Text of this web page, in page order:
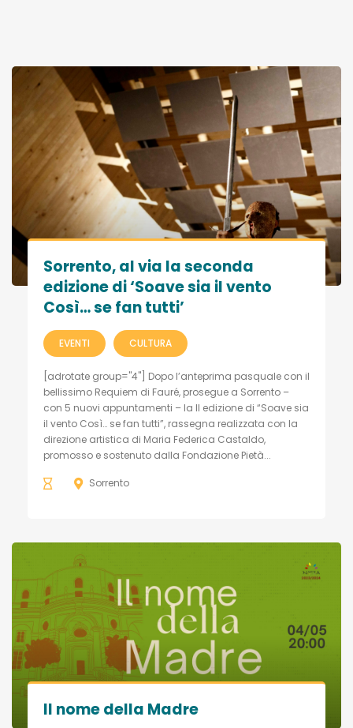
Sorrento, al via la seconda
edizione di ‘Soave sia il vento
Così… se fan tutti’
EVENTI CULTURA
[adrotate group="4"] Dopo l’anteprima pasquale con il
bellissimo Requiem di Fauré, prosegue a Sorrento –
con 5 nuovi appuntamenti – la II edizione di “Soave sia
il vento Così… se fan tutti”, rassegna realizzata con la
direzione artistica di Maria Federica Castaldo,
promosso e sostenuto dalla Fondazione Pietà...
Sorrento
Il nome della Madre